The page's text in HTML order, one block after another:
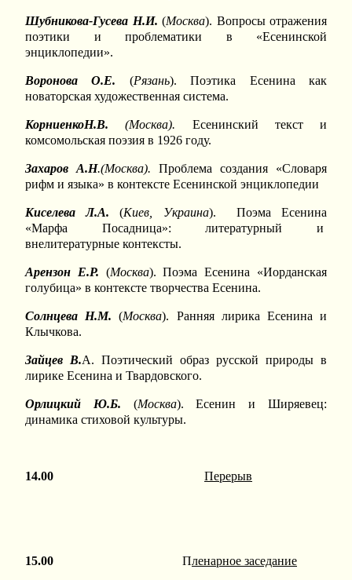
Шубникова-Гусева Н.И. (Москва). Вопросы отражения
поэтики и проблематики в «Есенинской
энциклопедии».
Воронова О.Е. (Рязань). Поэтика Есенина как
новаторская художественная система.
КорниенкоН.В.(Москва). Есенинский текст и
комсомольская поэзия в 1926 году.
Захаров А.Н.(Москва).
Проблема создания «Словаря
рифм и языка» в контексте Есенинской энциклопедии
Киселева Л.А.(Киев, Украина). Поэма Есенина
«Марфа Посадница»: литературный и
внелитературные контексты.
Арензон Е.Р. (Москва). Поэма Есенина «Иорданская
голубица» в контексте творчества Есенина.
Солнцева Н.М.(Москва). Ранняя лирика Есенина и
Клычкова.
Зайцев В.А. Поэтический образ русской природы в
лирике Есенина и Твардовского.
Орлицкий Ю.Б. (Москва). Есенин и Ширяевец:
динамика стиховой культуры.
14.00 Перерыв
15.00 Пленарное заседание